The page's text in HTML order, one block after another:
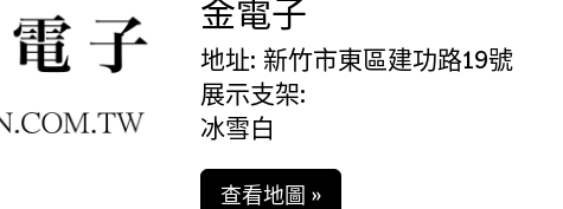
金電子
地址: 新竹市東區建功路19號
展示支架:
冰雪白
查看地圖 »